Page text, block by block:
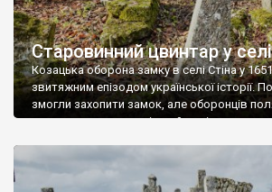
Старовинний цвинтар у
Козацька оборона замку в селі Стіна у
звитяжним епізодом української історії.
змогли захопити замок, але оборонців
поховали на цвинтарі, який тоді
ньому чимало хрестів 19 століття, є такі,